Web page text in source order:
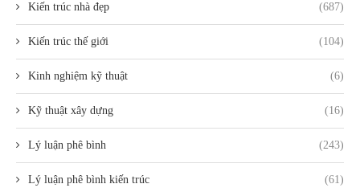
Kiến trúc nhà đẹp (687)
Kiến trúc thế giới (104)
Kinh nghiệm kỹ thuật (6)
Kỹ thuật xây dựng (16)
Lý luận phê bình (243)
Lý luận phê bình kiến trúc (61)